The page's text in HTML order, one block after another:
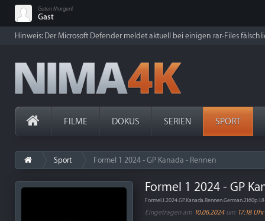
Guten Morgen!
Gast
Hinweis: Der Microsoft Defender meldet aktuell bei einigen rar-Files
FILME DOKUS SERIEN SPORT
Sport Formel 1 2024 - GP Kanada - Rennen
Formel 1 2024 - GP
Eingetragen am 10.06.2024um 17:18 Uhr